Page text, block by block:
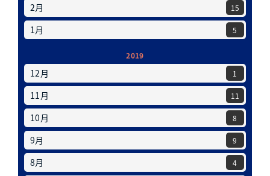
2月 15
1月 5
2019
12月 1
11月 11
10月 8
9月 9
8月 4